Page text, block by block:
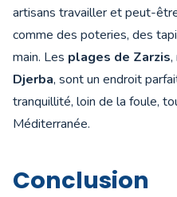
artisans travailler et peut-
comme des poteries, des
main. Les plages de Zarzis,
Djerba, sont un endroit
tranquillité, loin de la foule,
Méditerranée.
Conclusion